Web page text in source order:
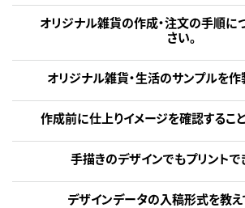
オリジナル雑貨の作成・注文の手順に
さい。
オリジナル雑貨・生活のサンプルを作
作成前に仕上りイメージを確認するこ
手描きのデザインでもプリントで
デザインデータの入稿形式を教え